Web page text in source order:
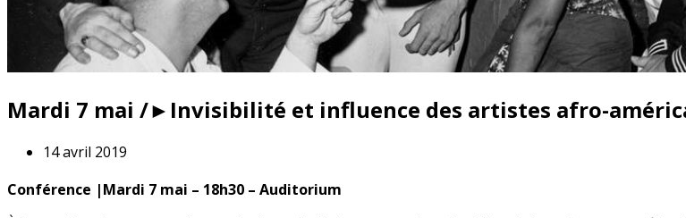
Mardi 7 mai /►Invisibilité et influence des artistes afro-
14 avril 2019
Conférence |Mardi 7 mai – 18h30 – Auditorium